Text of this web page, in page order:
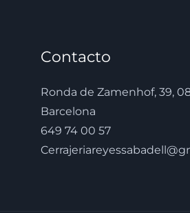
Contacto
Ronda de Zamenhof, 39,
Barcelona
649 74 00 57